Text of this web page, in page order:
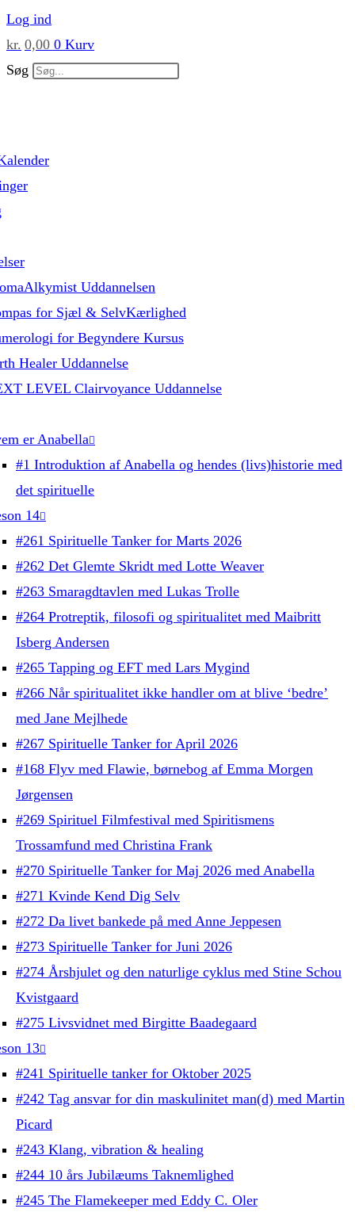
Skip
to
content
Log ind
kr. 0,00 0 Kurv
Søg
Uddannelsen
for Sjæl & SelvKærlighed
for Begyndere Kursus
Healer Uddannelse
LEVEL Clairvoyance Uddannelse
er Anabella
#1 Introduktion af Anabella og hendes (livs)historie med
det spirituelle
14
#261 Spirituelle Tanker for Marts 2026
#262 Det Glemte Skridt med Lotte Weaver
#263 Smaragdtavlen med Lukas Trolle
#264 Protreptik, filosofi og spiritualitet med Maibritt
Isberg Andersen
#265 Tapping og EFT med Lars Mygind
#266 Når spiritualitet ikke handler om at blive ‘bedre’
med Jane Mejlhede
#267 Spirituelle Tanker for April 2026
#168 Flyv med Flawie, børnebog af Emma Morgen
Jørgensen
#269 Spirituel Filmfestival med Spiritismens
Trossamfund med Christina Frank
#270 Spirituelle Tanker for Maj 2026 med Anabella
#271 Kvinde Kend Dig Selv
#272 Da livet bankede på med Anne Jeppesen
#273 Spirituelle Tanker for Juni 2026
#274 Årshjulet og den naturlige cyklus med Stine Schou
Kvistgaard
#275 Livsvidnet med Birgitte Baadegaard
13
#241 Spirituelle tanker for Oktober 2025
#242 Tag ansvar for din maskulinitet man(d) med Martin
Picard
#243 Klang, vibration & healing
#244 10 års Jubilæums Taknemlighed
#245 The Flamekeeper med Eddy C. Oler